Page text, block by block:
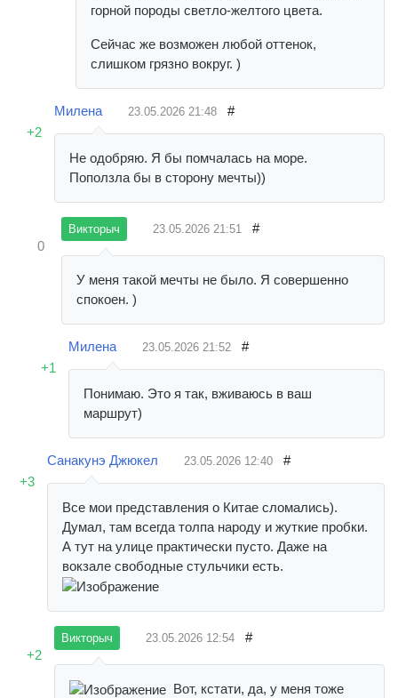
горной породы светло-желтого цвета.
Сейчас же возможен любой оттенок,
слишком грязно вокруг. )
+2
Милена 23.05.2026 21:48 #
Не одобряю. Я бы помчалась на море.
Поползла бы в сторону мечты))
0
Викторыч 23.05.2026 21:51 #
У меня такой мечты не было. Я совершенно
спокоен. )
+1
Милена 23.05.2026 21:52 #
Понимаю. Это я так, вживаюсь в ваш
маршрут)
+3
Санакунэ Джюкел 23.05.2026 12:40 #
Все мои представления о Китае сломались).
Думал, там всегда толпа народу и жуткие пробки.
А тут на улице практически пусто. Даже на
вокзале свободные стульчики есть.
+2
Викторыч 23.05.2026 12:54 #
Вот, кстати, да, у меня тоже